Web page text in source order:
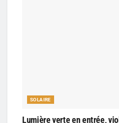
SOLAIRE
Lumière verte en entrée,